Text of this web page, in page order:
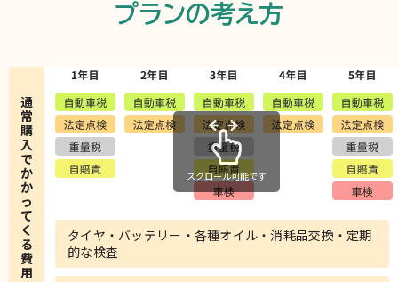
プランの考え方
通
常
購
入
で
か
か
っ
て
く
る
費
用
タイヤ・バッテリー・各種オイル・消耗品交換・定期
的な検査
スクロール可能です